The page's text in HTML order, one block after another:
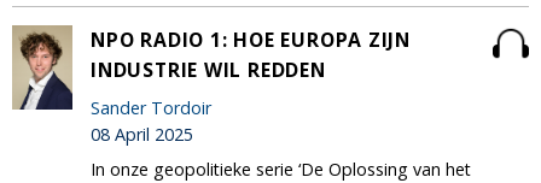
NPO RADIO 1: HOE EUROPA ZIJN
INDUSTRIE WIL REDDEN
Sander Tordoir
08 April 2025
In onze geopolitieke serie ‘De Oplossing van het